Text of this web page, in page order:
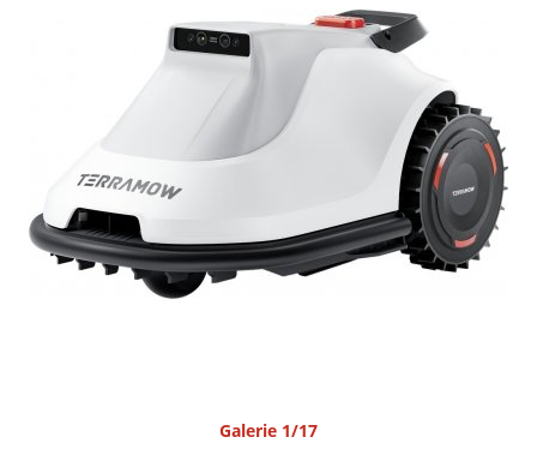
Galerie 1/17